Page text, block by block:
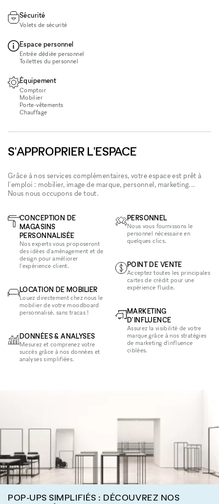
Sécurité
Volets de sécurité
Espace personnel
Entrée dédiée personnel
Toilettes du personnel
Équipement
Comptoir
Mobilier
Porte-vêtements
Chauffage
S'APPROPRIER L'ESPACE
Grâce à nos services complémentaires, votre espace est prêt à
l'emploi : mobilier, image de marque, personnel, marketing...
Nous nous occupons de tout.
CONCEPTION DE
MAGASINS
PERSONNALISÉE
Nos experts vous proposeront
des idées d'aménagement et de
design pour améliorer
l'expérience client.
LOCATION DE MOBILIER
Louez directement chez nous le
mobilier de votre moodboard
personnalisé, sans tracas !
DONNÉES & ANALYSES
Mesurez et comprenez votre
succès grâce à nos données et
analyses simplifiées.
PERSONNEL
Nous vous fournissons le
personnel nécessaire en
quelques clics.
POINT DE VENTE
Acceptez toutes les principales
cartes de crédit pour une
expérience fluide.
MARKETING
D'INFLUENCE
Assurez la visibilité de votre
marque grâce à nos stratégies
de marketing d'influence
ciblées.
POP-UPS SIMPLIFIÉS : DÉCOUVREZ NOS